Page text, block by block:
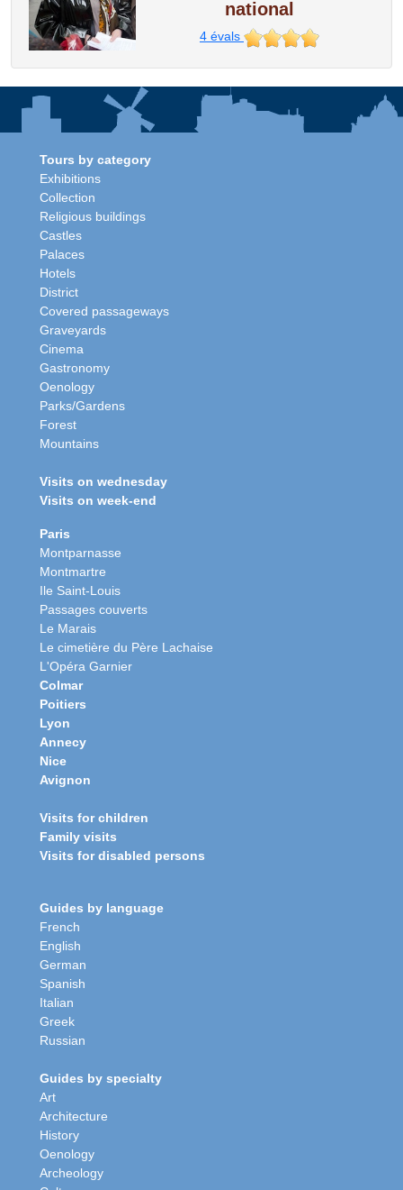
national
4évals
Tours by category
Exhibitions
Collection
Religious buildings
Castles
Palaces
Hotels
District
Covered passageways
Graveyards
Cinema
Gastronomy
Oenology
Parks/Gardens
Forest
Mountains
Visits on wednesday
Visits on week-end
Paris
Montparnasse
Montmartre
Ile Saint-Louis
Passages couverts
Le Marais
Le cimetière du Père Lachaise
L'Opéra Garnier
Colmar
Poitiers
Lyon
Annecy
Nice
Avignon
Visits for children
Family visits
Visits for disabled persons
Guides by language
French
English
German
Spanish
Italian
Greek
Russian
Guides by specialty
Art
Architecture
History
Oenology
Archeology